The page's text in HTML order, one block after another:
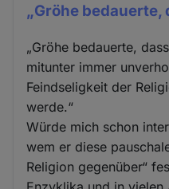
„Gröhe bedauerte,
„Gröhe bedauerte,
mitunter immer
Feindseligkeit der
werde.“
Würde mich schon
wem er diese
Religion gegenüber“